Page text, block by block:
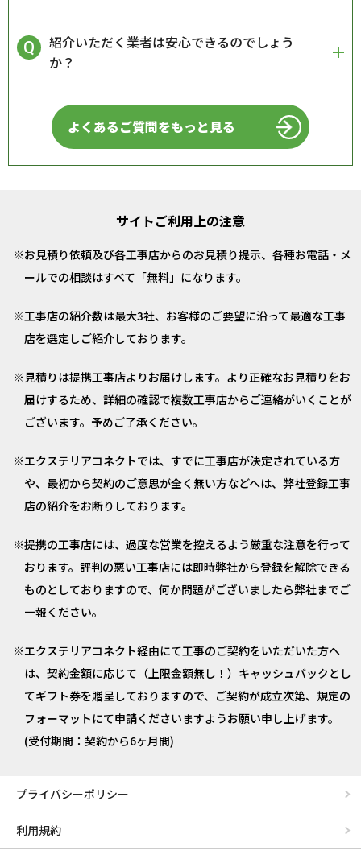
紹介いただく業者は安心できるのでしょう
か？
よくあるご質問をもっと見る
サイトご利用上の注意
お見積り依頼及び各工事店からのお見積り提示、各種お電話・メ
ールでの相談はすべて「無料」になります。
工事店の紹介数は最大3社、お客様のご要望に沿って最適な工事
店を選定しご紹介しております。
見積りは提携工事店よりお届けします。より正確なお見積りをお
届けするため、詳細の確認で複数工事店からご連絡がいくことが
ございます。予めご了承ください。
エクステリアコネクトでは、すでに工事店が決定されている方
や、最初から契約のご意思が全く無い方などへは、弊社登録工事
店の紹介をお断りしております。
提携の工事店には、過度な営業を控えるよう厳重な注意を行って
おります。評判の悪い工事店には即時弊社から登録を解除できる
ものとしておりますので、何か問題がございましたら弊社までご
一報ください。
エクステリアコネクト経由にて工事のご契約をいただいた方へ
は、契約金額に応じて（上限金額無し！）キャッシュバックとし
てギフト券を贈呈しておりますので、ご契約が成立次第、規定の
フォーマットにて申請くださいますようお願い申し上げます。
(受付期間：契約から6ヶ月間)
プライバシーポリシー
利用規約